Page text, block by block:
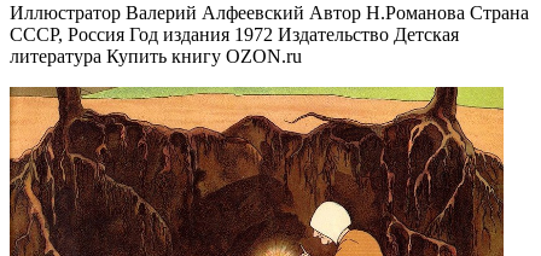
Иллюстратор Валерий Алфеевский Автор Н.Романова Страна
СССР, Россия Год издания 1972 Издательство Детская
литература Купить книгу OZON.ru